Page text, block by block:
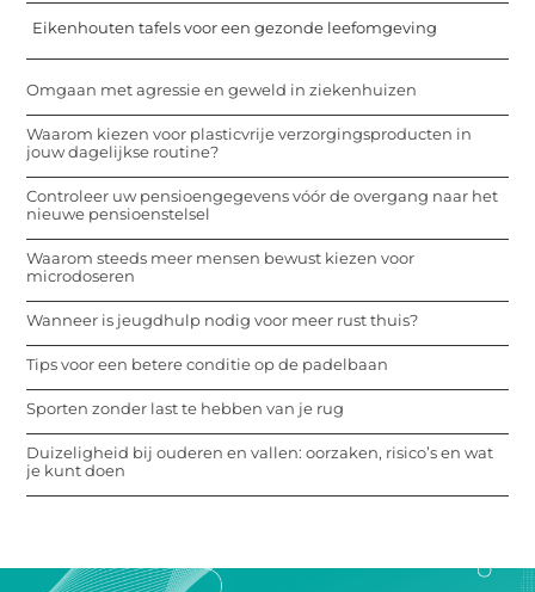
Eikenhouten tafels voor een gezonde leefomgeving
Omgaan met agressie en geweld in ziekenhuizen
Waarom kiezen voor plasticvrije verzorgingsproducten in
jouw dagelijkse routine?
Controleer uw pensioengegevens vóór de overgang naar het
nieuwe pensioenstelsel
Waarom steeds meer mensen bewust kiezen voor
microdoseren
Wanneer is jeugdhulp nodig voor meer rust thuis?
Tips voor een betere conditie op de padelbaan
Sporten zonder last te hebben van je rug
Duizeligheid bij ouderen en vallen: oorzaken, risico’s en wat
je kunt doen